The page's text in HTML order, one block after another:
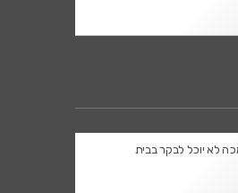
לא יוכל לבקר בבית